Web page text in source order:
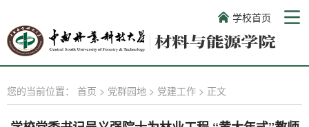
学校首页
您的当前位置： 首页 > 党群园地 > 党建工作 > 正文